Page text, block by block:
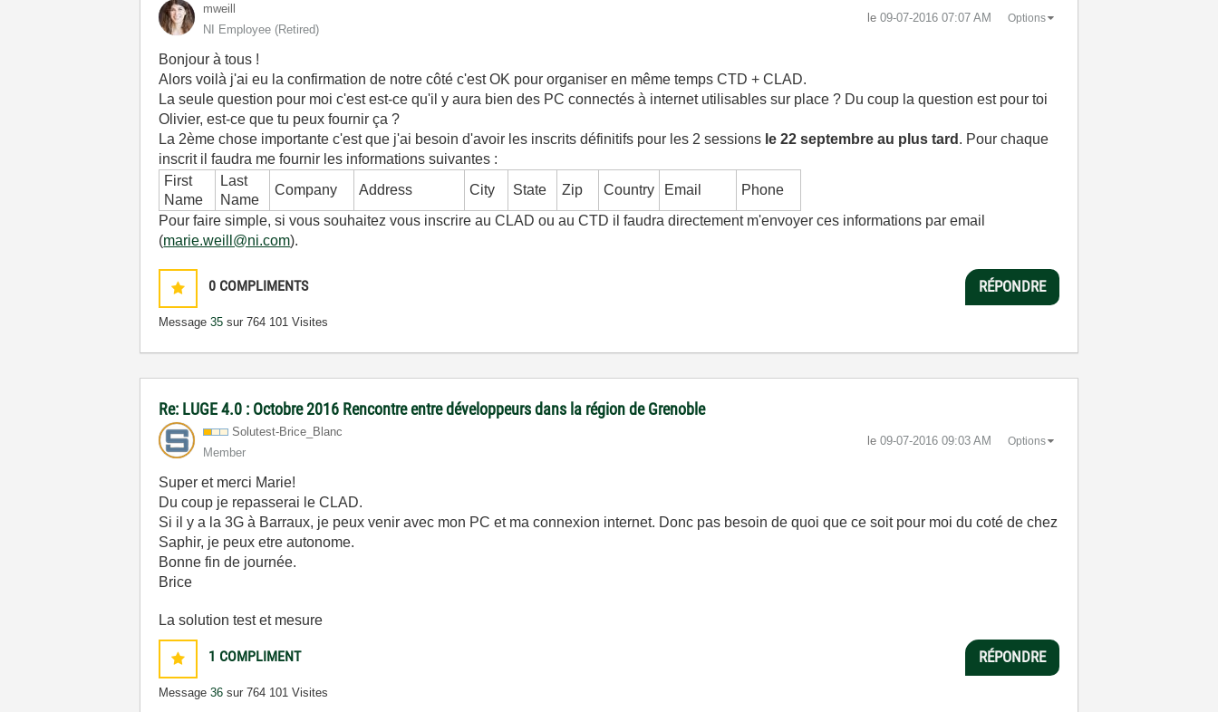
mweill
NI Employee (retired)
le ‎09-07-2016 07:07 AM Options
Bonjour à tous !
Alors voilà j'ai eu la confirmation de notre côté c'est OK pour organiser en même temps CTD + CLAD.
La seule question pour moi c'est est-ce qu'il y aura bien des PC connectés à internet utilisables sur place ? Du coup la question est pour toi
Olivier, est-ce que tu peux fournir ça ?
La 2ème chose importante c'est que j'ai besoin d'avoir les inscrits définitifs pour les 2 sessions le 22 septembre au plus tard . Pour chaque
inscrit il faudra me fournir les informations suivantes :
First
Name
Last
Name
Company Address City State Zip Country Email
Phone
Pour faire simple, si vous souhaitez vous inscrire au CLAD ou au CTD il faudra directement m'envoyer ces informations par email
(marie.weill@ni.com).
0 COMPLIMENTS
Message35 sur 764 101 Visites
RÉPONDRE
Re: LUGE 4.0 : Octobre 2016 Rencontre entre développeurs dans la région de Grenoble
Solutest-Brice_ Blanc
Member
le ‎09-07-2016 09:03 AM Options
Super et merci Marie!
Du coup je repasserai le CLAD.
Si il y a la 3G à Barraux, je peux venir avec mon PC et ma connexion internet. Donc pas besoin de quoi que ce soit pour moi du coté de chez
Saphir, je peux etre autonome.
Bonne fin de journée.
Brice
La solution test et mesure
1 COMPLIMENT
Message36 sur 764 101 Visites
RÉPONDRE